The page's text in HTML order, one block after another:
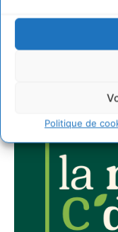
Politique de